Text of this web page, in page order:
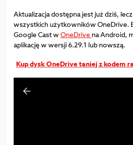
Aktualizacja dostępna jest już dziś,
wszystkich użytkowników OneDrive.
Google Cast w OneDrive na Android,
aplikację w wersji 6.29.1 lub nowszą.
Kup dysk OneDrive taniej z kodem